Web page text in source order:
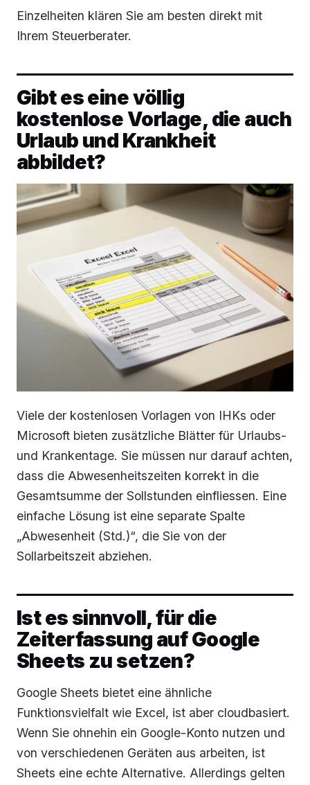
Einzelheiten klären Sie am besten direkt mit
Ihrem Steuerberater.
Gibt es eine völlig
kostenlose Vorlage, die auch
Urlaub und Krankheit
abbildet?
Viele der kostenlosen Vorlagen von IHKs oder
Microsoft bieten zusätzliche Blätter für Urlaubs-
und Krankentage. Sie müssen nur darauf achten,
dass die Abwesenheitszeiten korrekt in die
Gesamtsumme der Sollstunden einfliessen. Eine
einfache Lösung ist eine separate Spalte
„Abwesenheit (Std.)“, die Sie von der
Sollarbeitszeit abziehen.
Ist es sinnvoll, für die
Zeiterfassung auf Google
Sheets zu setzen?
Google Sheets bietet eine ähnliche
Funktionsvielfalt wie Excel, ist aber cloudbasiert.
Wenn Sie ohnehin ein Google-Konto nutzen und
von verschiedenen Geräten aus arbeiten, ist
Sheets eine echte Alternative. Allerdings gelten